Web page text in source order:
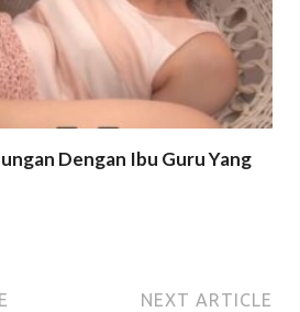
Dengan Ibu Guru Yang
NEXT ARTICLE